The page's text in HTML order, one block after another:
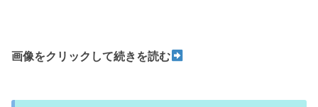
画像をクリックして続きを読む